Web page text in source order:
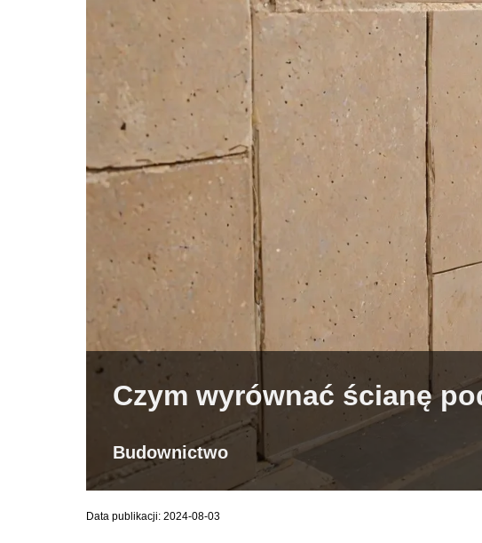
Czym wyrównać ścianę
Budownictwo
Data publikacji: 2024-08-03